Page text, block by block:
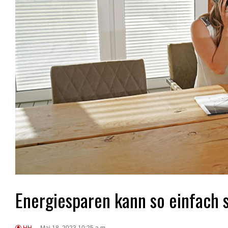
Energiesparen kann so einfach